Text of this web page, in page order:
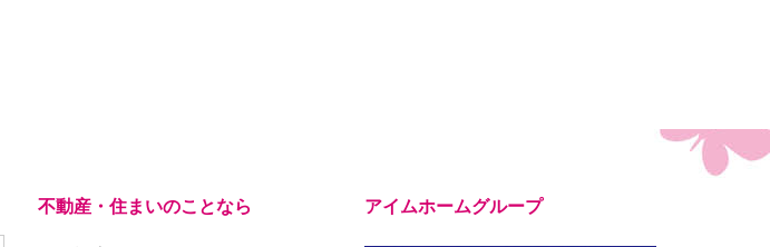
不動産・住まいのことなら
アイムホームグループ